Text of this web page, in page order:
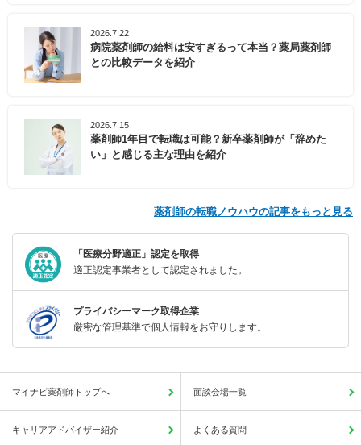
2026.7.22
病院薬剤師の給料は安すぎるって本当？薬局薬剤師
との比較データを紹介
2026.7.15
薬剤師1年目で転職は可能？新卒薬剤師が「辞めた
い」と感じる主な理由を紹介
薬剤師の転職ノウハウの記事をもっと見る
「医療分野適正」認定を取得
適正認定事業者として認定されました。
プライバシーマーク取得企業
厳密な管理基準で個人情報をお守りします。
マイナビ薬剤師トップへ 面談会場一覧
キャリアアドバイザー紹介 よくある質問